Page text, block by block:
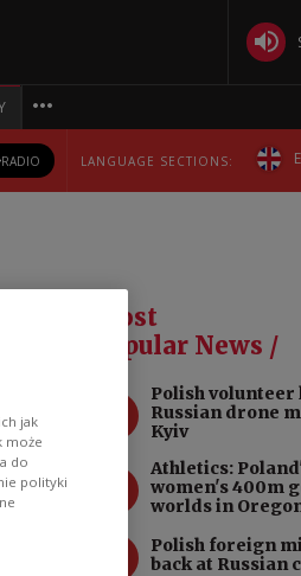
RADIO LANGUAGE SECTIONS:
in
Most
Popular News /
Polish volunteer
Russian drone
Kyiv
Athletics:
women's 400m
worlds in
Polish foreign
back at Russian
jak
może
do
polityki